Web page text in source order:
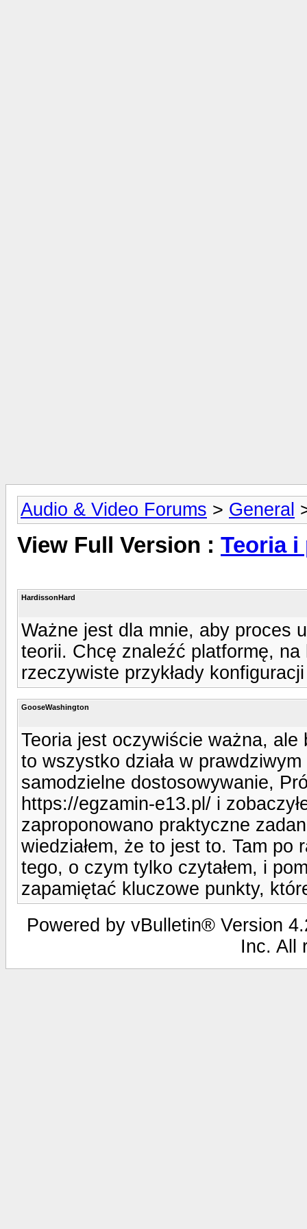
Audio & Video Forums > General
View Full Version : Teoria i
HardissonHard
Ważne jest dla mnie, aby proces
teorii. Chcę znaleźć platformę,
rzeczywiste przykłady
GooseWashington
Teoria jest oczywiście ważna,
to wszystko działa w
samodzielne dostosowywanie,
https://egzamin-e13.pl/ i
zaproponowano praktyczne
wiedziałem, że to jest to. Tam po
tego, o czym tylko czytałem, i
zapamiętać kluczowe punkty,
Powered by vBulletin® Version
Inc. All